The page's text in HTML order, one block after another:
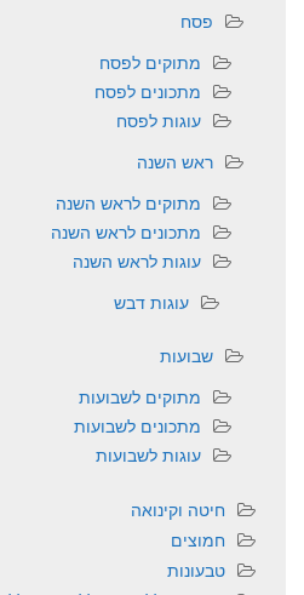
פסח
מתוקים לפסח
מתכונים לפסח
עוגות לפסח
ראש השנה
מתוקים לראש השנה
מתכונים לראש השנה
עוגות לראש השנה
עוגות דבש
שבועות
מתוקים לשבועות
מתכונים לשבועות
עוגות לשבועות
חיטה וקינואה
חמוצים
טבעונות